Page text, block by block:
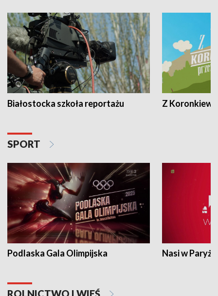
Białostocka szkoła reportażu Z
SPORT
Podlaska Gala Olimpijska Nasi w Paryżu